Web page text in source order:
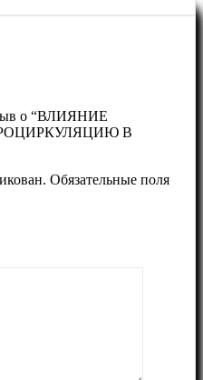
о “ВЛИЯНИЕ
В
Обязательные поля